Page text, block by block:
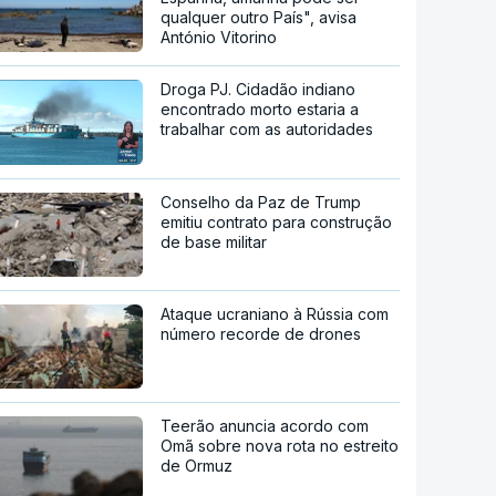
qualquer outro País", avisa
António Vitorino
Droga PJ. Cidadão indiano
encontrado morto estaria a
trabalhar com as autoridades
Conselho da Paz de Trump
emitiu contrato para construção
de base militar
Ataque ucraniano à Rússia com
número recorde de drones
Teerão anuncia acordo com
Omã sobre nova rota no estreito
de Ormuz